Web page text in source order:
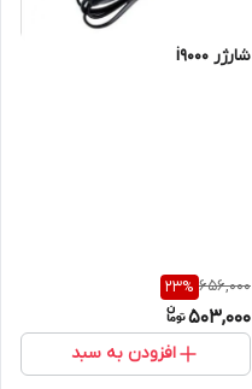
شارژر i9000
656,000
23%
503,000
افزودن به سبد